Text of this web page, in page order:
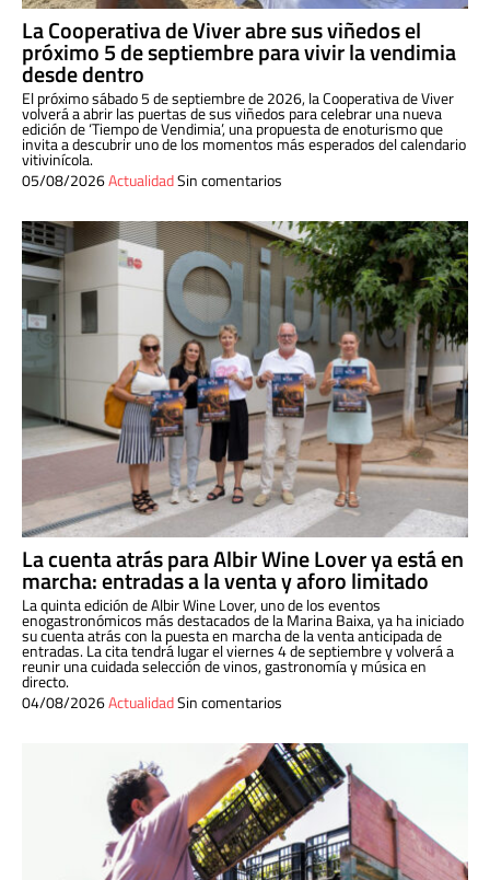
La Cooperativa de Viver abre sus viñedos el
próximo 5 de septiembre para vivir la vendimia
desde dentro
El próximo sábado 5 de septiembre de 2026, la Cooperativa de Viver
volverá a abrir las puertas de sus viñedos para celebrar una nueva
edición de ‘Tiempo de Vendimia’, una propuesta de enoturismo que
invita a descubrir uno de los momentos más esperados del calendario
vitivinícola.
05/08/2026ActualidadSin comentarios
La cuenta atrás para Albir Wine Lover ya está en
marcha: entradas a la venta y aforo limitado
La quinta edición de Albir Wine Lover, uno de los eventos
enogastronómicos más destacados de la Marina Baixa, ya ha iniciado
su cuenta atrás con la puesta en marcha de la venta anticipada de
entradas. La cita tendrá lugar el viernes 4 de septiembre y volverá a
reunir una cuidada selección de vinos, gastronomía y música en
directo.
04/08/2026ActualidadSin comentarios